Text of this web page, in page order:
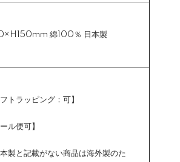
綿100％ 日本製
フトラッピング：可】
ール便可】
本製と記載がない商品は海外製のた